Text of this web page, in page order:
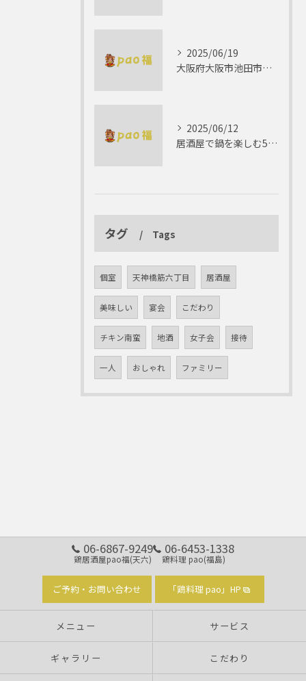
2025/06/19
大阪府大阪市池田市で楽しむしゃぶしゃぶの魅力とは？
2025/06/12
居酒屋で鍋を楽しむ5つの理由 ゆったりとした時間を
タグ Tags
個室 天神橋筋六丁目 居酒屋
美味しい 宴会 こだわり
チキン南蛮 地酒 女子会 接待
一人 おしゃれ ファミリー
06-6867-9249
鶏居酒屋pao福(天六)
06-6453-1338
鶏料理 pao(福島)
ご予約・お問い合わせ 「鶏料理 pao」HP
メニュー サービス
ギャラリー こだわり